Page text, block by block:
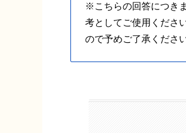
※こちらの回答につき
考としてご使用くださ
ので予めご了承ください